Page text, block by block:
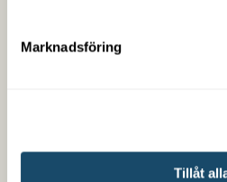
Marknadsföring
Tillåt
den bästa lösningen